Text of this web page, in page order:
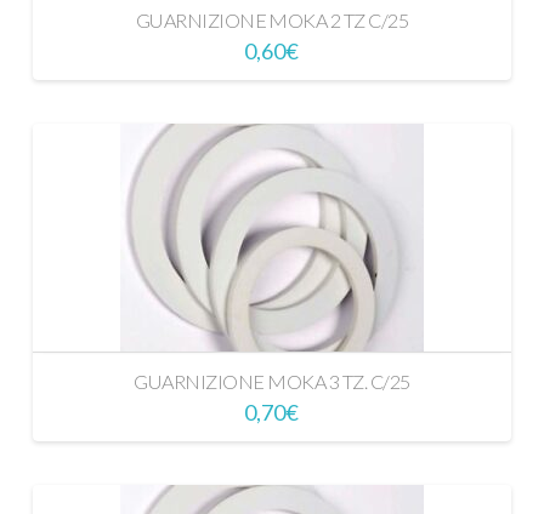
GUARNIZIONE MOKA 2 TZ C/25
0,60€
GUARNIZIONE MOKA 3 TZ. C/25
0,70€